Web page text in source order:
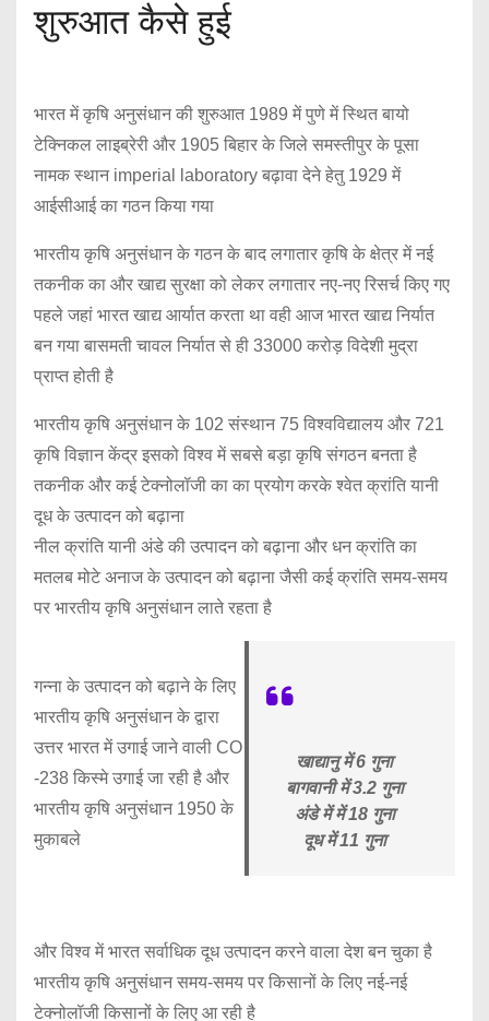
शुरुआत कैसे हुई
भारत में कृषि अनुसंधान की शुरुआत 1989 में पुणे में स्थित बायो
टेक्निकल लाइब्रेरी और 1905 बिहार के जिले समस्तीपुर के पूसा
नामक स्थान imperial laboratory बढ़ावा देने हेतु 1929 में
आईसीआई का गठन किया गया
भारतीय कृषि अनुसंधान के गठन के बाद लगातार कृषि के क्षेत्र में नई
तकनीक का और खाद्य सुरक्षा को लेकर लगातार नए-नए रिसर्च किए गए
पहले जहां भारत खाद्य आर्यात करता था वही आज भारत खाद्य निर्यात
बन गया बासमती चावल निर्यात से ही 33000 करोड़ विदेशी मुद्रा
प्राप्त होती है
भारतीय कृषि अनुसंधान के 102 संस्थान 75 विश्वविद्यालय और 721
कृषि विज्ञान केंद्र इसको विश्व में सबसे बड़ा कृषि संगठन बनता है
तकनीक और कई टेक्नोलॉजी का का प्रयोग करके श्वेत क्रांति यानी
दूध के उत्पादन को बढ़ाना
नील क्रांति यानी अंडे की उत्पादन को बढ़ाना और धन क्रांति का
मतलब मोटे अनाज के उत्पादन को बढ़ाना जैसी कई क्रांति समय-समय
पर भारतीय कृषि अनुसंधान लाते रहता है
गन्ना के उत्पादन को बढ़ाने के लिए
भारतीय कृषि अनुसंधान के द्वारा
उत्तर भारत में उगाई जाने वाली CO
-238 किस्मे उगाई जा रही है और
भारतीय कृषि अनुसंधान 1950 के
मुकाबले
खाद्यानु में 6 गुना
बागवानी में 3.2 गुना
अंडे में में 18 गुना
दूध में 11 गुना
और विश्व में भारत सर्वाधिक दूध उत्पादन करने वाला देश बन चुका है
भारतीय कृषि अनुसंधान समय-समय पर किसानों के लिए नई-नई
टेक्नोलॉजी किसानों के लिए आ रही है